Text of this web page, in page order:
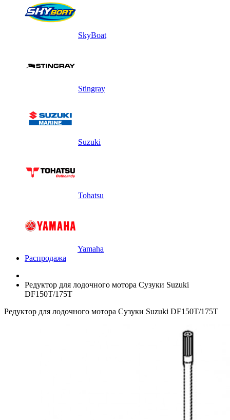
SkyBoat
Stingray
Suzuki
Tohatsu
Yamaha
Распродажа
Редуктор для лодочного мотора Сузуки Suzuki
DF150T/175T
Редуктор для лодочного мотора Сузуки Suzuki DF150T/175T